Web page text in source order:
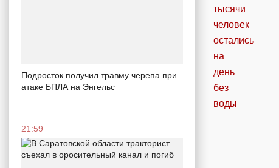
Подросток получил травму черепа при
атаке БПЛА на Энгельс
21:59